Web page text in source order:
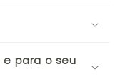
para o seu